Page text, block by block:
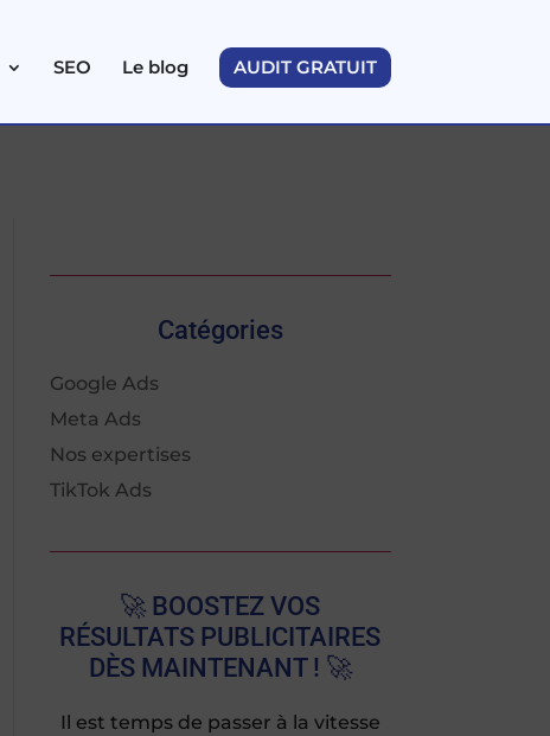
SEO Le blog AUDIT GRATUIT
Catégories
Google Ads
Meta Ads
Nos expertises
TikTok Ads
🚀 BOOSTEZ VOS
RÉSULTATS PUBLICITAIRES
DÈS MAINTENANT ! 🚀
Il est temps de passer à la vitesse